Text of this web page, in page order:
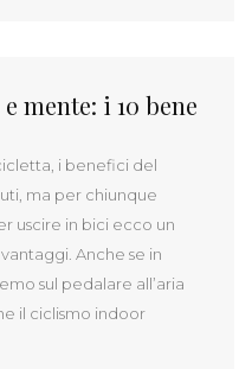
mente: i 10 bene
i benefici del
ma per chiunque
uscire in bici ecco un
Anche se in
sul pedalare all’aria
il ciclismo indoor